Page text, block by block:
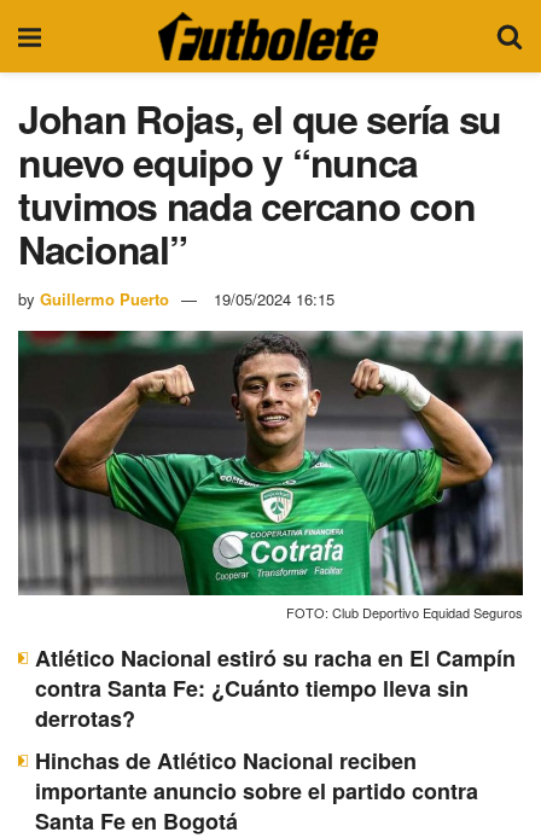
Johan Rojas, el que sería su
nuevo equipo y “nunca
tuvimos nada cercano con
Nacional”
by Guillermo Puerto 19/05/2024 16:15
FOTO: Club Deportivo Equidad Seguros
Atlético Nacional estiró su racha en El Campín
contra Santa Fe: ¿Cuánto tiempo lleva sin
derrotas?
Hinchas de Atlético Nacional reciben
importante anuncio sobre el partido contra
Santa Fe en Bogotá